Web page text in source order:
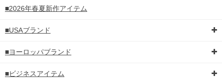
■2026年春夏新作アイテム
■USAブランド
■ヨーロッパブランド
■ビジネスアイテム